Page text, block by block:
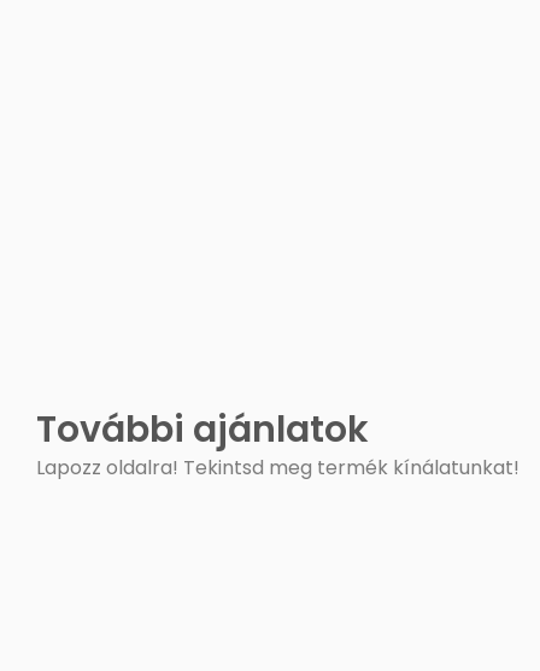
További ajánlatok
Lapozz oldalra! Tekintsd meg termék kínálatunkat!